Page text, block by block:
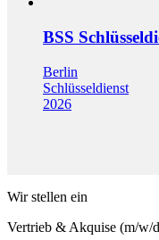
BSS
Berlin
Schlüsseldienst
2026
Wir stellen ein
Vertrieb & Akquise (m/w/